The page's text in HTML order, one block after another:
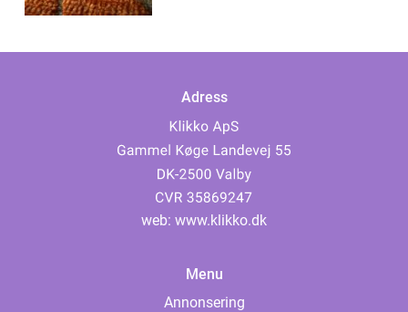
Adress
web: www.klikko.dk
Menu
Annonsering